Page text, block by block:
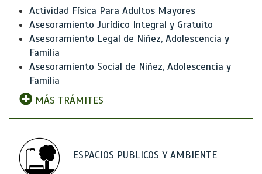
Actividad Física Para Adultos Mayores
Asesoramiento Jurídico Integral y Gratuito
Asesoramiento Legal de Niñez, Adolescencia y
Familia
Asesoramiento Social de Niñez, Adolescencia y
Familia
MÁS TRÁMITES
ESPACIOS PUBLICOS Y AMBIENTE